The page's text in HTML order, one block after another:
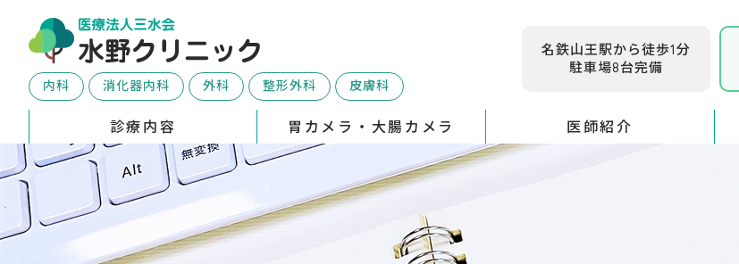
内科 消化器内科 外科 整形外科 皮膚科
名鉄山王駅から徒歩1分
駐車場8台完備
診療内容 胃カメラ・大腸カメラ 医師紹介